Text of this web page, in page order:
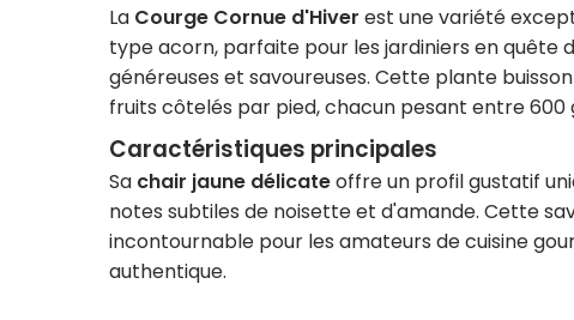
La Courge Cornue d'Hiver est une variété
type acorn, parfaite pour les jardiniers en quête
généreuses et savoureuses. Cette plante
fruits côtelés par pied, chacun pesant entre 600
Caractéristiques principales
Sa chair jaune délicateoffre un profil gustatif
notes subtiles de noisette et d'amande. Cette
incontournable pour les amateurs de cuisine
authentique.